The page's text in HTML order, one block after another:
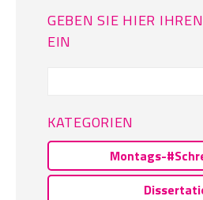
GEBEN SIE HIER
EIN
KATEGORIEN
Montags-